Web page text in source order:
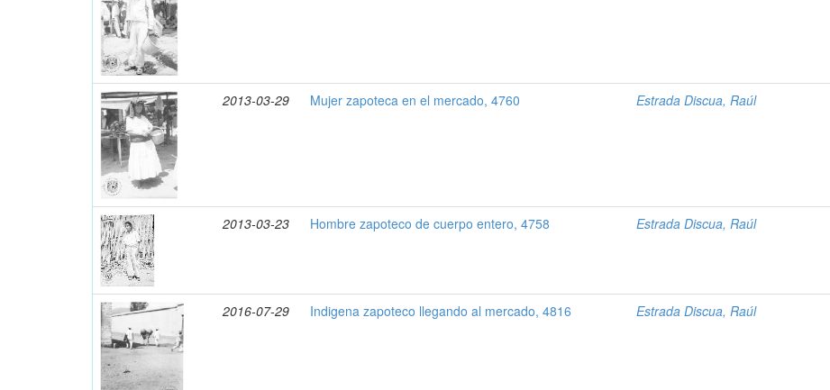
2013-03-29 Mujer zapoteca en el mercado, 4760 Estrada Discua, Raúl
2013-03-23 Hombre zapoteco de cuerpo entero, 4758 Estrada Discua, Raúl
2016-07-29 Indigena zapoteco llegando al mercado, 4816 Estrada Discua, Raúl